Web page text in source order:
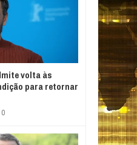
volta às
para retornar
0